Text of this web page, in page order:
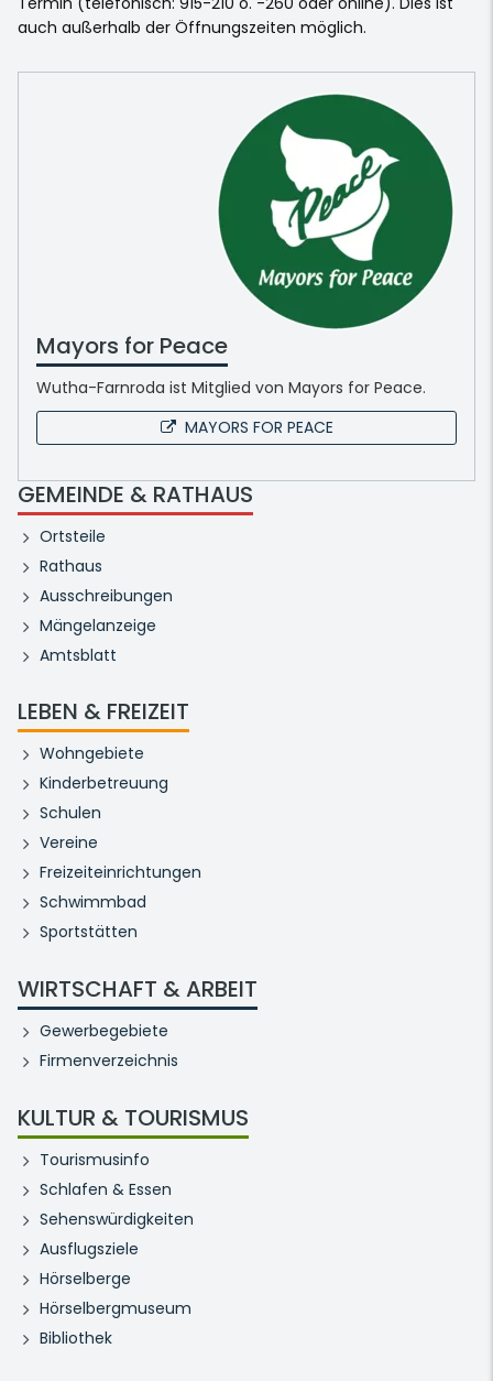
auch außerhalb der Öffnungszeiten möglich.
Mayors for Peace
Wutha-Farnroda ist Mitglied von Mayors for Peace.
MAYORS FOR PEACE
GEMEINDE & RATHAUS
Ortsteile
Rathaus
Ausschreibungen
Mängelanzeige
Amtsblatt
LEBEN & FREIZEIT
Wohngebiete
Kinderbetreuung
Schulen
Vereine
Freizeiteinrichtungen
Schwimmbad
Sportstätten
WIRTSCHAFT & ARBEIT
Gewerbegebiete
Firmenverzeichnis
KULTUR & TOURISMUS
Tourismusinfo
Schlafen & Essen
Sehenswürdigkeiten
Ausflugsziele
Hörselberge
Hörselbergmuseum
Bibliothek